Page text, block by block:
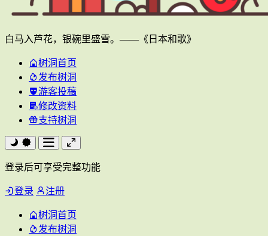
白马入芦花，银碗里盛雪。——《日本和歌》
树洞首页
发布树洞
游客投稿
修改资料
支持树洞
登录后可享受完整功能
登录 注册
树洞首页
发布树洞